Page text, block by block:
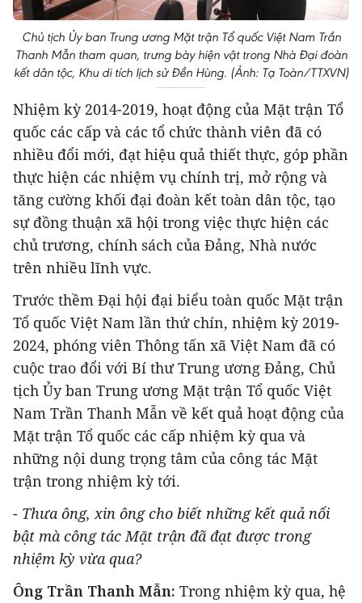
Chủ tịch Ủy ban Trung ương Mặt trận Tổ quốc Việt Nam Trần
Thanh Mẫn tham quan, trưng bày hiện vật trong Nhà Đại đoàn
kết dân tộc, Khu di tích lịch sử Đền Hùng. (Ảnh: Tạ Toàn/TTXVN)
Nhiệm kỳ 2014-2019, hoạt động của Mặt trận Tổ
quốc các cấp và các tổ chức thành viên đã có
nhiều đổi mới, đạt hiệu quả thiết thực, góp phần
thực hiện các nhiệm vụ chính trị, mở rộng và
tăng cường khối đại đoàn kết toàn dân tộc, tạo
sự đồng thuận xã hội trong việc thực hiện các
chủ trương, chính sách của Đảng, Nhà nước
trên nhiều lĩnh vực.
Trước thềm Đại hội đại biểu toàn quốc Mặt trận
Tổ quốc Việt Nam lần thứ chín, nhiệm kỳ 2019-
2024, phóng viên Thông tấn xã Việt Nam đã có
cuộc trao đổi với Bí thư Trung ương Đảng, Chủ
tịch Ủy ban Trung ương Mặt trận Tổ quốc Việt
Nam Trần Thanh Mẫn về kết quả hoạt động của
Mặt trận Tổ quốc các cấp nhiệm kỳ qua và
những nội dung trọng tâm của công tác Mặt
trận trong nhiệm kỳ tới.
- Thưa ông, xin ông cho biết những kết quả nổi
bật mà công tác Mặt trận đã đạt được trong
nhiệm kỳ vừa qua?
Ông Trần Thanh Mẫn: Trong nhiệm kỳ qua, hệ